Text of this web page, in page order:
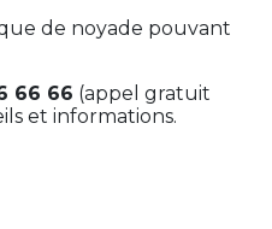
de noyade pouvant
66 66 (appel gratuit
et informations.